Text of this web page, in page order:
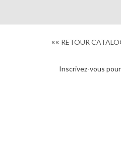
«« RETOUR
Inscrivez-vous